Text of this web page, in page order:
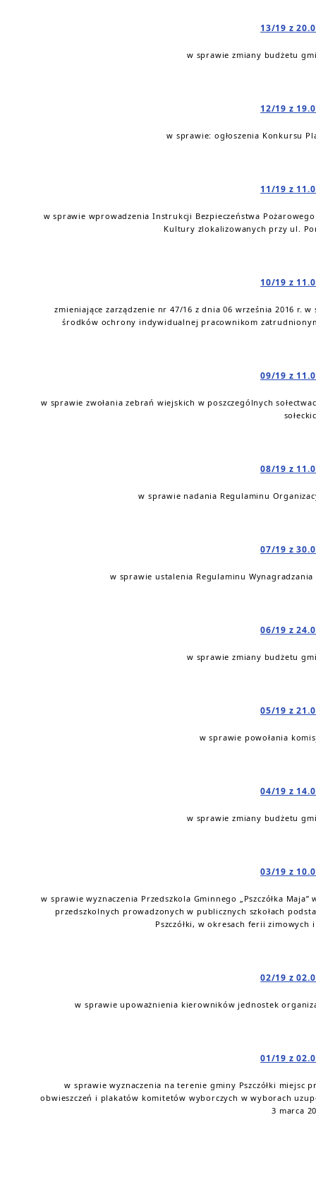
13/19 z
w sprawie zmiany budżetu
12/19 z
w sprawie: ogłoszenia Konkursu
11/19 z
w sprawie wprowadzenia Instrukcji Bezpieczeństwa
Kultury zlokalizowanych przy ul.
10/19 z
zmieniające zarządzenie nr 47/16 z dnia 06 września 2016 r.
środków ochrony indywidualnej pracownikom
09/19 z
w sprawie zwołania zebrań wiejskich w poszczególnych
08/19 z
w sprawie nadania Regulaminu
07/19 z
w sprawie ustalenia Regulaminu
06/19 z
w sprawie zmiany budżetu
05/19 z
w sprawie powołania
04/19 z
w sprawie zmiany budżetu
03/19 z
w sprawie wyznaczenia Przedszkola Gminnego „Pszczółka
przedszkolnych prowadzonych w publicznych szkołach
Pszczółki, w okresach ferii
02/19 z
w sprawie upoważnienia kierowników jednostek
01/19 z
w sprawie wyznaczenia na terenie gminy Pszczółki miejsc
obwieszczeń i plakatów komitetów wyborczych w wyborach
3 marca